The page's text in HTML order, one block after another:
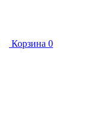
Корзина 0